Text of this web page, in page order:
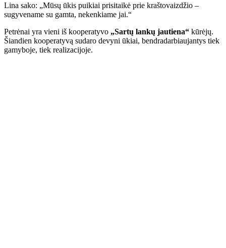
Lina sako: „Mūsų ūkis puikiai prisitaikė prie kraštovaizdžio –
sugyvename su gamta, nekenkiame jai.“
Petrėnai yra vieni iš kooperatyvo „Sartų lankų jautiena“ kūrėjų.
Šiandien kooperatyvą sudaro devyni ūkiai, bendradarbiaujantys tiek
gamyboje, tiek realizacijoje.